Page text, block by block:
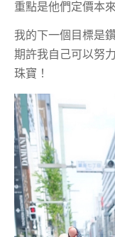
重點是他們定價本
我的下一個目標是
期許我自己可以努
珠寶！